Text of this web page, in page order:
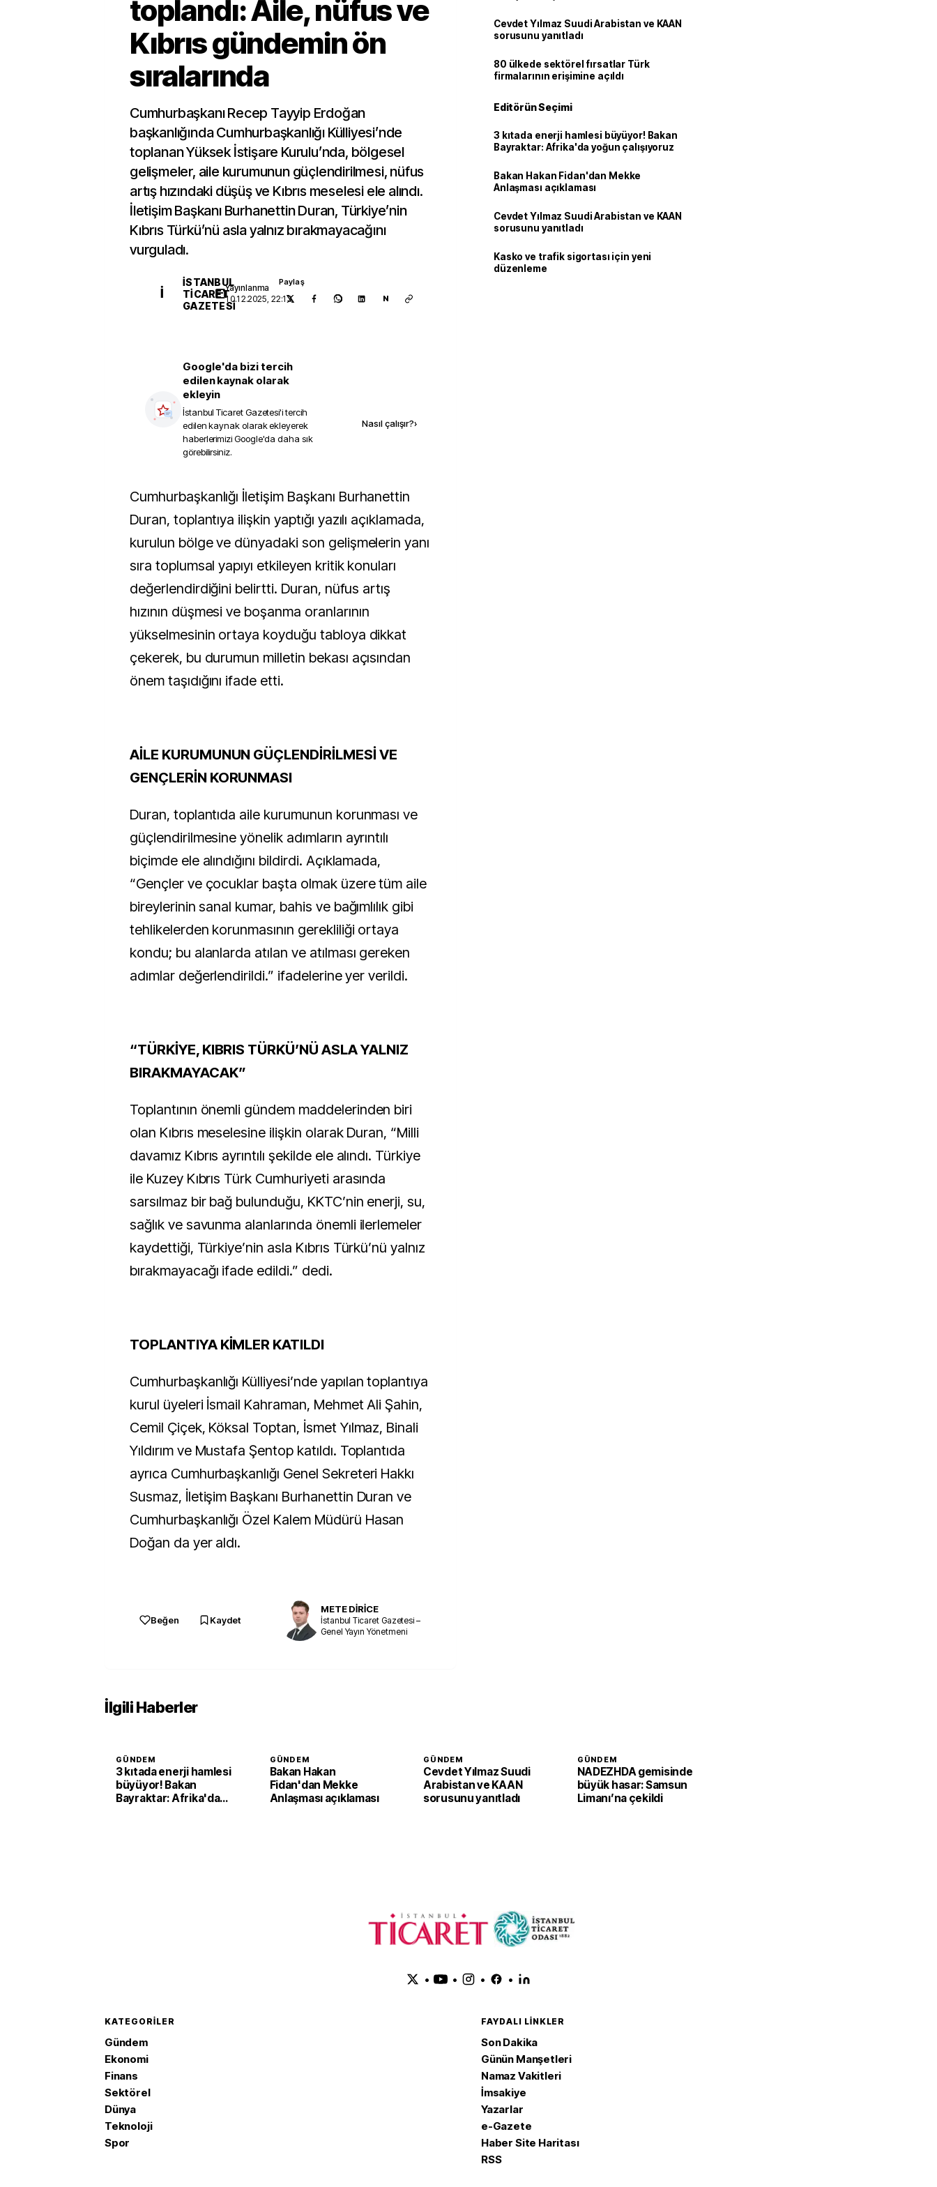
toplandı: Aile, nüfus ve
Kıbrıs gündemin ön
sıralarında
Cumhurbaşkanı Recep Tayyip Erdoğan
başkanlığında Cumhurbaşkanlığı Külliyesi’nde
toplanan Yüksek İstişare Kurulu’nda, bölgesel
gelişmeler, aile kurumunun güçlendirilmesi, nüfus
artış hızındaki düşüş ve Kıbrıs meselesi ele alındı.
İletişim Başkanı Burhanettin Duran, Türkiye’nin
Kıbrıs Türkü’nü asla yalnız bırakmayacağını
vurguladı.
İ
İSTANBUL
TICARET
GAZETESI
Yayınlanma
10.12.2025, 22:13
Paylaş
N
Google'da bizi tercih
edilen kaynak olarak
ekleyin
İstanbul Ticaret Gazetesi'i tercih
edilen kaynak olarak ekleyerek
haberlerimizi Google'da daha sık
görebilirsiniz.
Nasıl çalışır?›
Cumhurbaşkanlığı İletişim Başkanı Burhanettin
Duran, toplantıya ilişkin yaptığı yazılı açıklamada,
kurulun bölge ve dünyadaki son gelişmelerin yanı
sıra toplumsal yapıyı etkileyen kritik konuları
değerlendirdiğini belirtti. Duran, nüfus artış
hızının düşmesi ve boşanma oranlarının
yükselmesinin ortaya koyduğu tabloya dikkat
çekerek, bu durumun milletin bekası açısından
önem taşıdığını ifade etti.
AİLE KURUMUNUN GÜÇLENDİRİLMESİ VE
GENÇLERİN KORUNMASI
Duran, toplantıda aile kurumunun korunması ve
güçlendirilmesine yönelik adımların ayrıntılı
biçimde ele alındığını bildirdi. Açıklamada,
“Gençler ve çocuklar başta olmak üzere tüm aile
bireylerinin sanal kumar, bahis ve bağımlılık gibi
tehlikelerden korunmasının gerekliliği ortaya
kondu; bu alanlarda atılan ve atılması gereken
adımlar değerlendirildi.” ifadelerine yer verildi.
“TÜRKİYE, KIBRIS TÜRKÜ’NÜ ASLA YALNIZ
BIRAKMAYACAK”
Toplantının önemli gündem maddelerinden biri
olan Kıbrıs meselesine ilişkin olarak Duran, “Milli
davamız Kıbrıs ayrıntılı şekilde ele alındı. Türkiye
ile Kuzey Kıbrıs Türk Cumhuriyeti arasında
sarsılmaz bir bağ bulunduğu, KKTC’nin enerji, su,
sağlık ve savunma alanlarında önemli ilerlemeler
kaydettiği, Türkiye’nin asla Kıbrıs Türkü’nü yalnız
bırakmayacağı ifade edildi.” dedi.
TOPLANTIYA KİMLER KATILDI
Cumhurbaşkanlığı Külliyesi’nde yapılan toplantıya
kurul üyeleri İsmail Kahraman, Mehmet Ali Şahin,
Cemil Çiçek, Köksal Toptan, İsmet Yılmaz, Binali
Yıldırım ve Mustafa Şentop katıldı. Toplantıda
ayrıca Cumhurbaşkanlığı Genel Sekreteri Hakkı
Susmaz, İletişim Başkanı Burhanettin Duran ve
Cumhurbaşkanlığı Özel Kalem Müdürü Hasan
Doğan da yer aldı.
Beğen Kaydet
METE DİRİCE
İstanbul Ticaret Gazetesi –
Genel Yayın Yönetmeni
Cevdet Yılmaz Suudi Arabistan ve KAAN
sorusunu yanıtladı
80 ülkede sektörel fırsatlar Türk
firmalarının erişimine açıldı
Editörün Seçimi
3 kıtada enerji hamlesi büyüyor! Bakan
Bayraktar: Afrika'da yoğun çalışıyoruz
Bakan Hakan Fidan'dan Mekke
Anlaşması açıklaması
Cevdet Yılmaz Suudi Arabistan ve KAAN
sorusunu yanıtladı
Kasko ve trafik sigortası için yeni
düzenleme
İlgili Haberler
GÜNDEM
3 kıtada enerji hamlesi
büyüyor! Bakan
Bayraktar: Afrika'da
GÜNDEM
Bakan Hakan
Fidan'dan Mekke
Anlaşması açıklaması
GÜNDEM
Cevdet Yılmaz Suudi
Arabistan ve KAAN
sorusunu yanıtladı
GÜNDEM
NADEZHDA gemisinde
büyük hasar: Samsun
Limanı’na çekildi
• • • •
KATEGORILER
Gündem
Ekonomi
Finans
Sektörel
Dünya
Teknoloji
Spor
FAYDALI LINKLER
Son Dakika
Günün Manşetleri
Namaz Vakitleri
İmsakiye
Yazarlar
e-Gazete
Haber Site Haritası
RSS